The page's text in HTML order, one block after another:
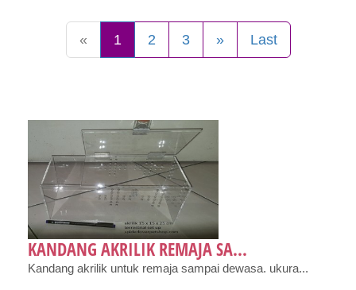
« 1 2 3 » Last
KANDANG AKRILIK REMAJA SA...
Kandang akrilik untuk remaja sampai dewasa. ​ukura...